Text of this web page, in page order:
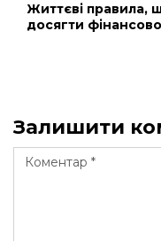
Життєві правила,
досягти
Залишити